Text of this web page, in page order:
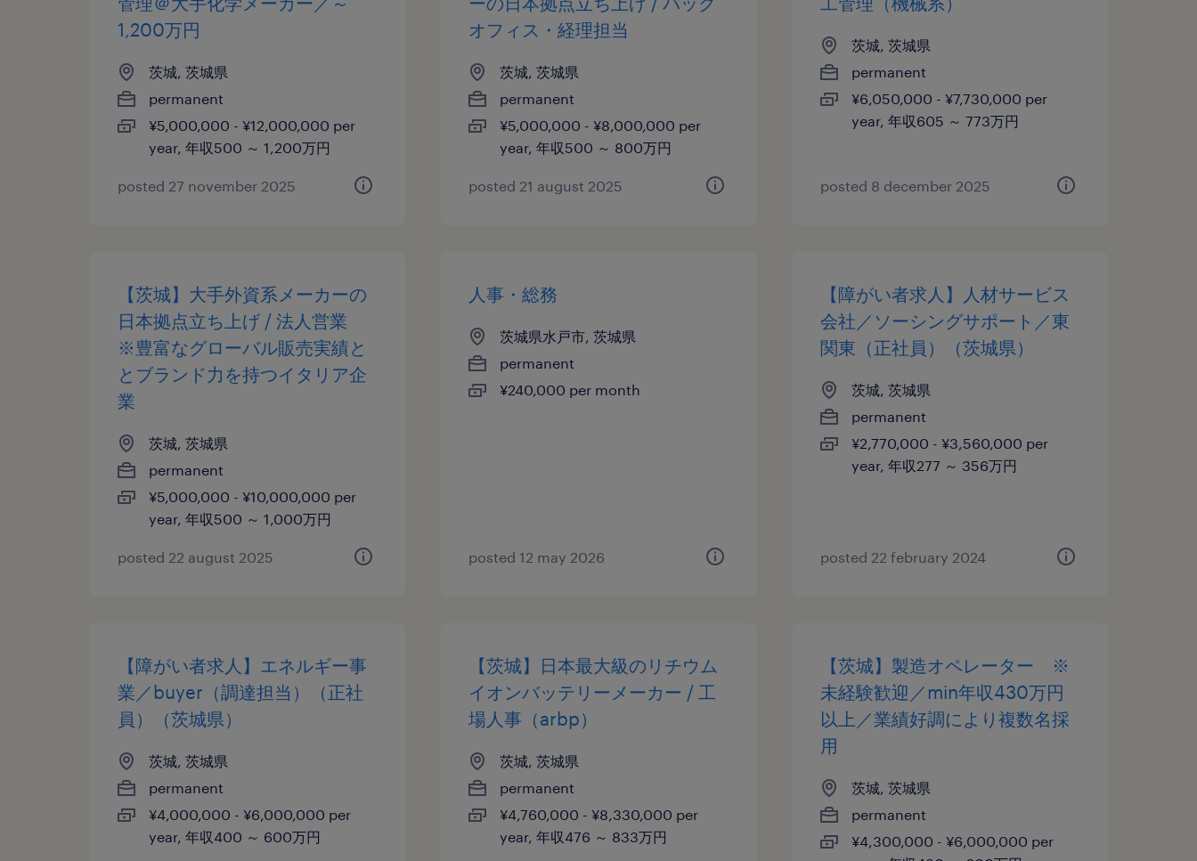
1,200万円
茨城, 茨城県
permanent
¥5,000,000 - ¥12,000,000 per
year, 年収500 ～ 1,200万円
posted 27 november 2025
オフィス・経理担当
茨城, 茨城県
permanent
¥5,000,000 - ¥8,000,000 per
year, 年収500 ～ 800万円
posted 21 august 2025
茨城, 茨城県
permanent
¥6,050,000 - ¥7,730,000 per
year, 年収605 ～ 773万円
posted 8 december 2025
【茨城】大手外資系メーカーの
日本拠点立ち上げ / 法人営業
※豊富なグローバル販売実績と
とブランド力を持つイタリア企
業
茨城, 茨城県
permanent
¥5,000,000 - ¥10,000,000 per
year, 年収500 ～ 1,000万円
posted 22 august 2025
人事・総務
茨城県水戸市, 茨城県
permanent
¥240,000 per month
posted 12 may 2026
【障がい者求人】人材サービス
会社／ソーシングサポート／東
関東（正社員）（茨城県）
茨城, 茨城県
permanent
¥2,770,000 - ¥3,560,000 per
year, 年収277 ～ 356万円
posted 22 february 2024
【障がい者求人】エネルギー事
業／buyer（調達担当）（正社
員）（茨城県）
茨城, 茨城県
permanent
¥4,000,000 - ¥6,000,000 per
year, 年収400 ～ 600万円
【茨城】日本最大級のリチウム
イオンバッテリーメーカー / 工
場人事（arbp）
茨城, 茨城県
permanent
¥4,760,000 - ¥8,330,000 per
year, 年収476 ～ 833万円
【茨城】製造オペレーター ※
未経験歓迎／min年収430万円
以上／業績好調により複数名採
用
茨城, 茨城県
permanent
¥4,300,000 - ¥6,000,000 per